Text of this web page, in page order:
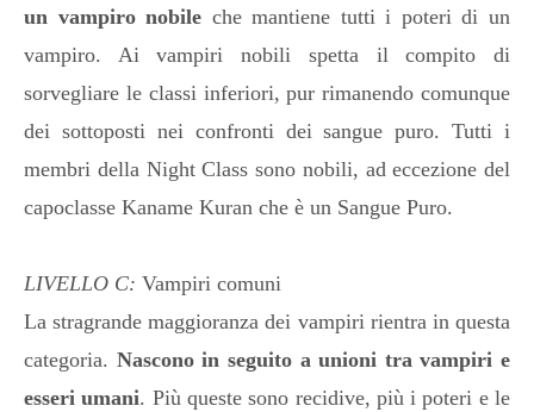
un vampiro nobile che mantiene tutti i poteri di un
vampiro. Ai vampiri nobili spetta il compito di
sorvegliare le classi inferiori, pur rimanendo comunque
dei sottoposti nei confronti dei sangue puro. Tutti i
membri della Night Class sono nobili, ad eccezione del
capoclasse Kaname Kuran che è un Sangue Puro.
LIVELLO C: Vampiri comuni
La stragrande maggioranza dei vampiri rientra in questa
categoria. Nascono in seguito a unioni tra vampiri e
esseri umani. Più queste sono recidive, più i poteri e le